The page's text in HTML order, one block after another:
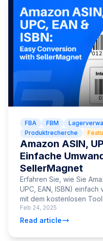
FBA FBM
Produktrecherche
Amazon ASIN,
Einfache
SellerMagnet
Erfahren Sie, wie Sie
UPC, EAN, ISBN)
mit dem kostenlosen
Feb 24, 2025
Read article